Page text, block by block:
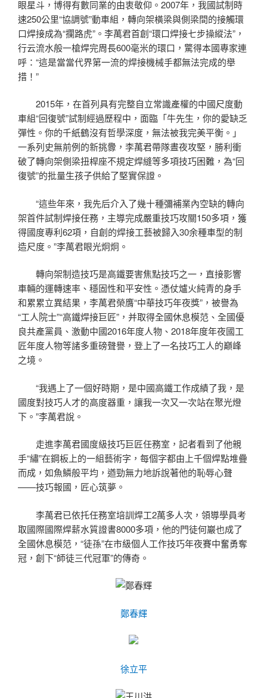
眼星斗，博得有數同業的由衷敬仰。2007年，我國試制時
速250公里“協調號”動車組，轉向架橫梁與側梁間的接觸環
口焊接成為“攔路虎”。李萬君首創“環口焊接七步操縱法”，
行云流水般一槍焊完周長600毫米的環口，驚得本國專家連
呼：“這是當當代界第一流的焊接機械手都無法完成的舉
措！”
2015年，在首列具有完整自立常識產權的中國尺度動
車組“回復號”試制經過歷程中，面臨「牛先生，你的愛缺乏
彈性。你的千紙鶴沒有哲學深度，無法被我完美平衡。」
一系列史無前例的新挑釁，李萬君帶隊晝夜攻堅，勝利衝
破了轉向架側梁扭桿座不規定焊縫等多項技巧困難，為“回
復號”的批量生孩子供給了堅實保證。
“這些年來，我先后介入了幾十種彌補業內空缺的轉向
架首件試制焊接任務，主導完成嚴重技巧攻關150多項，獲
得國度專利62項，自創的焊接工藝被歸入30余種車型的制
造尺度。”李萬君眼光炯炯。
轉向架制造技巧是高鐵要害焦點技巧之一，直接影響
車輛的運轉速率、穩固性和平安性。憑仗爐火純青的身手
和累累立異結果，李萬君榮膺“中華技巧年夜獎”，被譽為
“工人院士”“高鐵焊接巨匠”，并取得全國休息模范、全國優
良共產黨員、激動中國2016年度人物、2018年度年夜國工
匠年度人物等諸多重磅聲譽，登上了一名技巧工人的巔峰
之境。
“我遇上了一個好時期，是中國高鐵工作成績了我，是
國度對技巧人才的高度器重，讓我一次又一次站在聚光燈
下。”李萬君說。
走進李萬君國度級技巧巨匠任務室，記者看到了他親
手“繡”在鋼板上的一組藝術字，每個字都由上千個焊點堆疊
而成，如魚鱗般平均，遒勁無力地訴說著他的恥辱心聲
——技巧報國，匠心筑夢。
李萬君已依托任務室培訓焊工2萬多人次，領導學員考
取國際國際焊薪水質證書8000多項，他的門徒何巖也成了
全國休息模范，“徒孫”在市級個人工作技巧年夜賽中奮勇奪
冠，創下“師徒三代冠軍”的傳奇。
鄭春輝
徐立平